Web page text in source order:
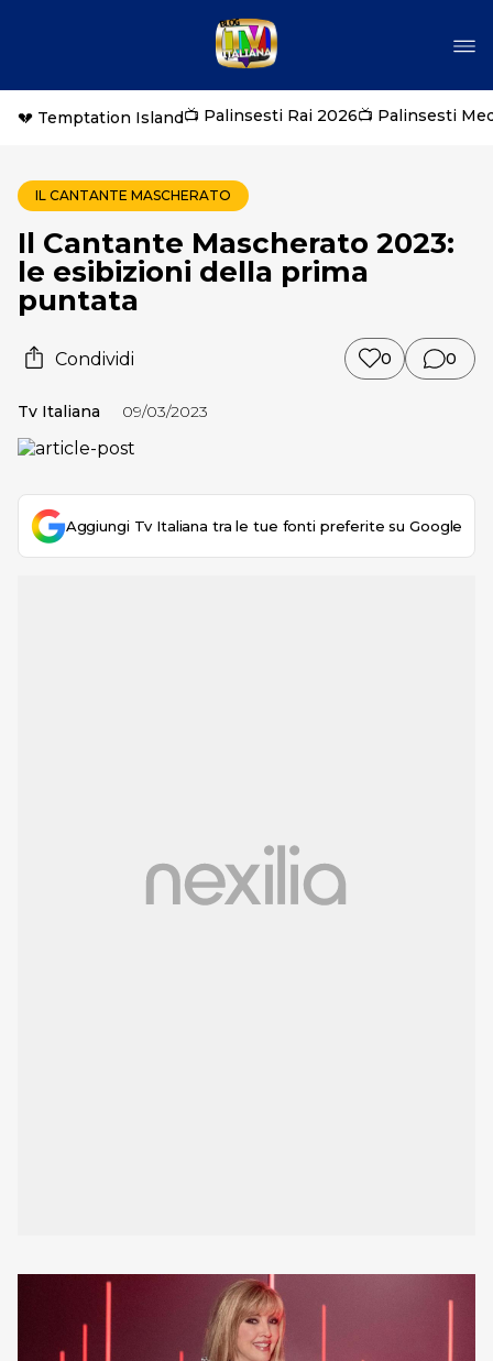
💔 Temptation Island📺 Palinsesti Rai 2026📺 Palinsesti
IL CANTANTE MASCHERATO
Il Cantante Mascherato 2023:
le esibizioni della prima
puntata
Condividi 0 0
Tv Italiana 09/03/2023
Aggiungi Tv Italiana tra le tue fonti preferite su Google